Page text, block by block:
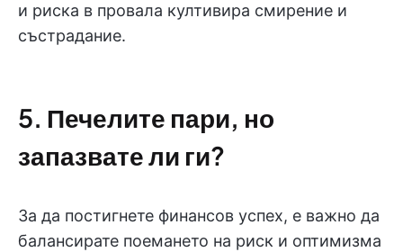
и риска в провала култивира смирение и
състрадание.
5. Печелите пари, но
запазвате ли ги?
За да постигнете финансов успех, е важно да
балансирате поемането на риск и оптимизма